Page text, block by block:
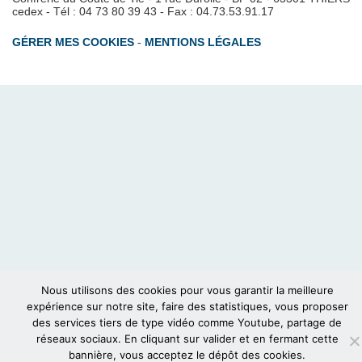
cedex - Tél : 04 73 80 39 43 - Fax : 04.73.53.91.17
GÉRER MES COOKIES - MENTIONS LÉGALES
Nous utilisons des cookies pour vous garantir la meilleure
expérience sur notre site, faire des statistiques, vous proposer
des services tiers de type vidéo comme Youtube, partage de
réseaux sociaux. En cliquant sur valider et en fermant cette
bannière, vous acceptez le dépôt des cookies.